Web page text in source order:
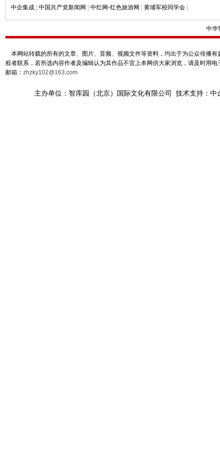
中企集成 中国共产党新闻网 中红网-红色旅游网 黄埔军校同学会
中华
本网站转载的所有的文章、图片、音频、视频文件等资料，均出于为公众传播
权者联系，若所选内容作者及编辑认为其作品不宜上本网供大家浏览，请及时用
邮箱： zhzky102@163.com
主办单位：智库园（北京）国际文化有限公司 技术支持：